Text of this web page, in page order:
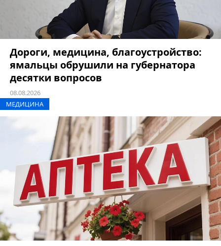
Дороги, медицина, благоустройство:
ямальцы обрушили на губернатора
десятки вопросов
08.08.2026
МЕДИЦИНА